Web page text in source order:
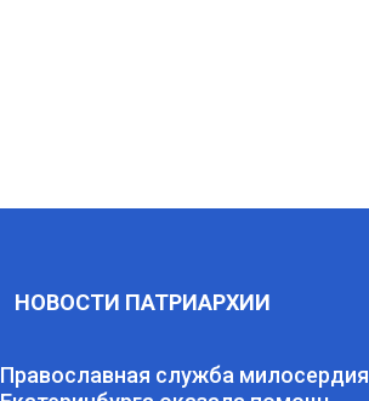
НОВОСТИ ПАТРИАРХИИ
Православная служба милосердия